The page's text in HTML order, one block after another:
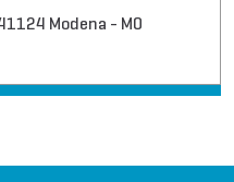
Modena - MO